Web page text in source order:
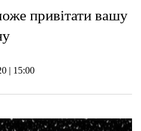
привітати вашу
| 15:00